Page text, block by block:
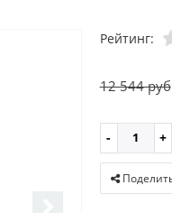
Рейтинг:
12 544 руб